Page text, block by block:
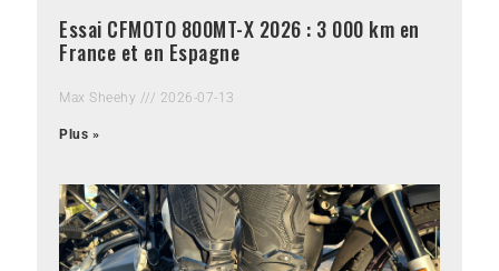
Essai CFMOTO 800MT-X 2026 : 3 000 km en
France et en Espagne
Max Sheehy 2026-07-13
Plus »